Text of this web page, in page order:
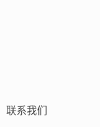
联系我们